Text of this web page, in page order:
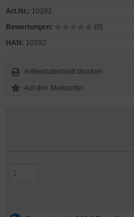
Art.Nr.: 10282
Bewertungen:
(0)
HAN: 10282
Artikeldatenblatt drucken